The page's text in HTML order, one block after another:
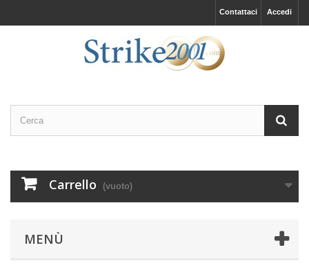
Accedi
Contattaci
Carrello (vuoto)
MENÙ